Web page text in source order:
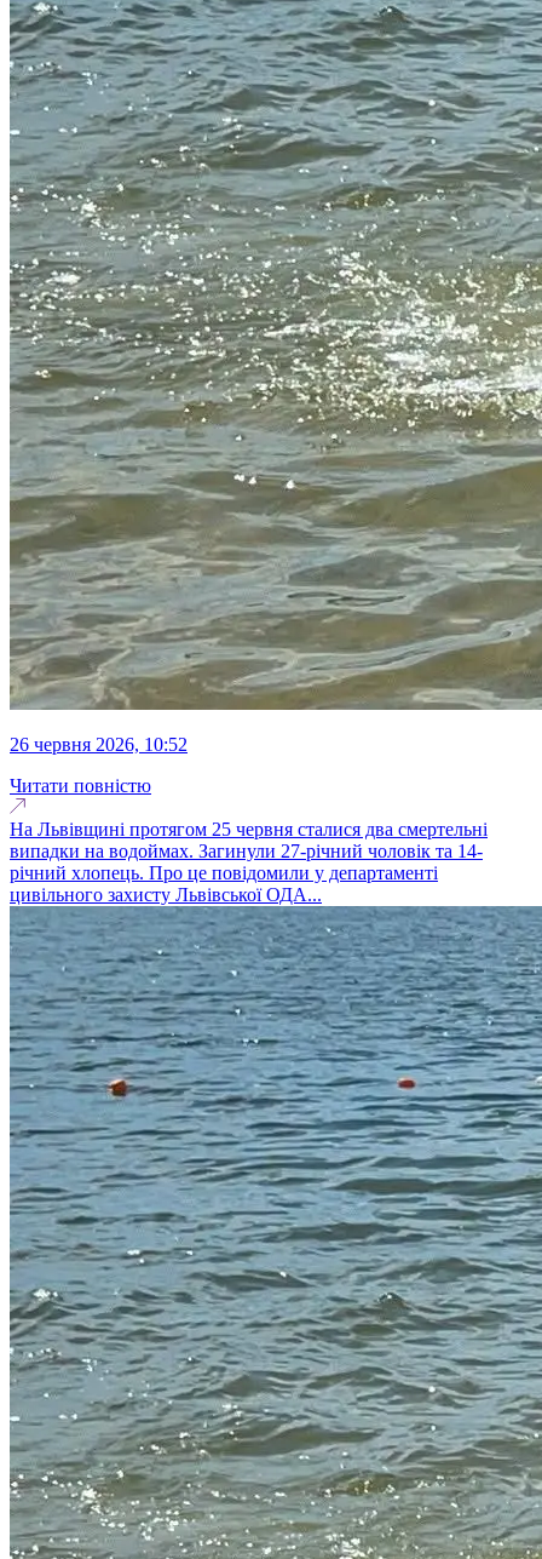
26 червня 2026, 10:52
Читати повністю
На Львівщині протягом 25 червня сталися два смертельні
випадки на водоймах. Загинули 27-річний чоловік та 14-
річний хлопець. Про це повідомили у департаменті
цивільного захисту Львівської ОДА...